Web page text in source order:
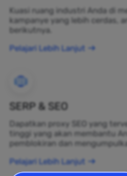
Kuasi ruang industri Anda di
kampanye yang lebih cerdas,
berikutnya.
Pelajari Lebih Lanjut
SERP & SEO
Dapatkan proxy SEO yang
tinggi yang akan membantu
pemblokiran dan
Pelajari Lebih Lanjut